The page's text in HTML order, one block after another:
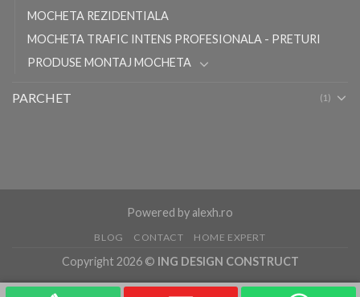
MOCHETA REZIDENTIALA
MOCHETA TRAFIC INTENS PROFESIONALA - PRETURI
PRODUSE MONTAJ MOCHETA
PARCHET (1)
Powered by alexh.ro
BLOG CONTACT HOME EXPERT
Copyright 2026 © ING DESIGN CONSTRUCT